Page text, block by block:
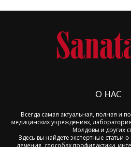
О НАС
Всегда самая актуальная, полная и
медицинских учреждениях,
Молдовы и других
Здесь вы найдете экспертные статьи
лечения, способах профилактики,